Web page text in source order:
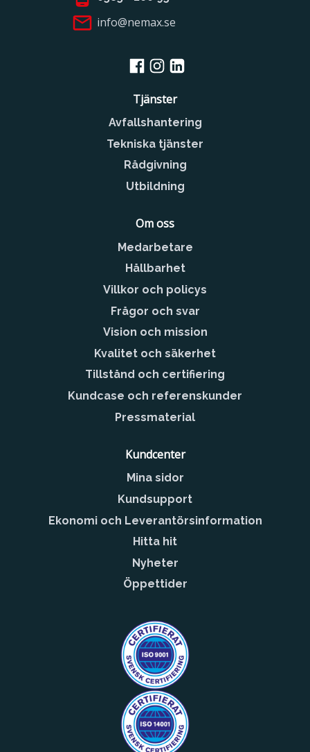
info@nemax.se
Tjänster
Avfallshantering
Tekniska tjänster
Rådgivning
Utbildning
Om oss
Medarbetare
Hållbarhet
Villkor och policys
Frågor och svar
Vision och mission
Kvalitet och säkerhet
Tillstånd och certifiering
Kundcase och referenskunder
Pressmaterial
Kundcenter
Mina sidor
Kundsupport
Ekonomi och Leverantörsinformation
Hitta hit
Nyheter
Öppettider